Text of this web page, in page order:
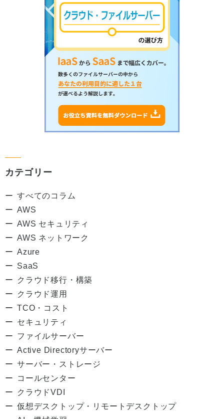
カテゴリー
すべてのコラム
AWS
AWS セキュリティ
AWS ネットワーク
Azure
SaaS
クラウド移行・構築
クラウド運用
TCO・コスト
セキュリティ
ファイルサーバー
Active Directoryサーバー
サーバー・ストレージ
コールセンター
クラウドVDI
仮想デスクトップ・リモートデスクトップ